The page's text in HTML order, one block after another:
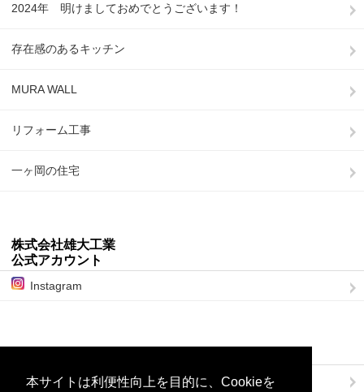
本サイトは利便性向上を目的に、Cookieを
2024年 明けましておめでとうございます！
存在感のあるキッチン
MURA WALL
リフォーム工事
一ヶ岡の住宅
株式会社雄大工業
公式アカウント
Instagram
RSSでブログを購読